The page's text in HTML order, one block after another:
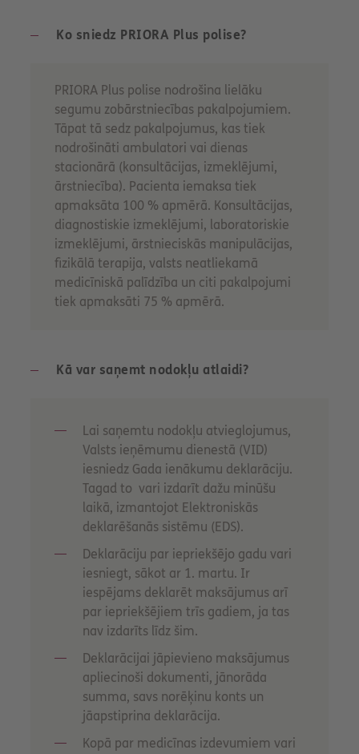
Ko sniedz PRIORA Plus polise?
PRIORA Plus polise nodrošina lielāku
segumu zobārstniecības pakalpojumiem.
Tāpat tā sedz pakalpojumus, kas tiek
nodrošināti ambulatori vai dienas
stacionārā (konsultācijas, izmeklējumi,
ārstniecība). Pacienta iemaksa tiek
apmaksāta 100 % apmērā. Konsultācijas,
diagnostiskie izmeklējumi, laboratoriskie
izmeklējumi, ārstnieciskās manipulācijas,
fizikālā terapija, valsts neatliekamā
medicīniskā palīdzība un citi pakalpojumi
tiek apmaksāti 75 % apmērā.
Kā var saņemt nodokļu atlaidi?
Lai saņemtu nodokļu atvieglojumus,
Valsts ieņēmumu dienestā (VID)
iesniedz Gada ienākumu deklarāciju.
Tagad to vari izdarīt dažu minūšu
laikā, izmantojot Elektroniskās
deklarēšanās sistēmu (EDS).
Deklarāciju par iepriekšējo gadu vari
iesniegt, sākot ar 1. martu. Ir
iespējams deklarēt maksājumus arī
par iepriekšējiem trīs gadiem, ja tas
nav izdarīts līdz šim.
Deklarācijai jāpievieno maksājumus
apliecinoši dokumenti, jānorāda
summa, savs norēķinu konts un
jāapstiprina deklarācija.
Kopā par medicīnas izdevumiem vari